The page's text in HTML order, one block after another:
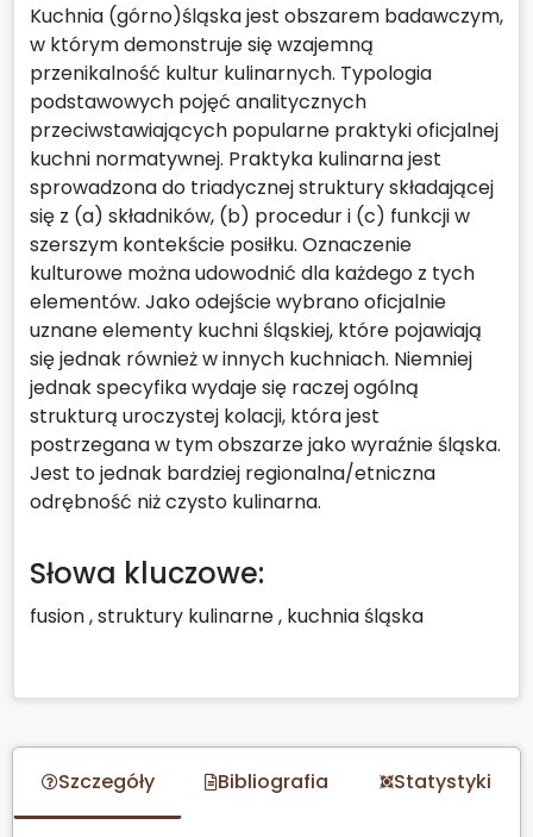
Kuchnia (górno)śląska jest obszarem badawczym,
w którym demonstruje się wzajemną
przenikalność kultur kulinarnych. Typologia
podstawowych pojęć analitycznych
przeciwstawiających popularne praktyki oficjalnej
kuchni normatywnej. Praktyka kulinarna jest
sprowadzona do triadycznej struktury składającej
się z (a) składników, (b) procedur i (c) funkcji w
szerszym kontekście posiłku. Oznaczenie
kulturowe można udowodnić dla każdego z tych
elementów. Jako odejście wybrano oficjalnie
uznane elementy kuchni śląskiej, które pojawiają
się jednak również w innych kuchniach. Niemniej
jednak specyfika wydaje się raczej ogólną
strukturą uroczystej kolacji, która jest
postrzegana w tym obszarze jako wyraźnie śląska.
Jest to jednak bardziej regionalna/etniczna
odrębność niż czysto kulinarna.
Słowa kluczowe:
fusion,struktury kulinarne, kuchnia śląska
Szczegóły Bibliografia Statystyki